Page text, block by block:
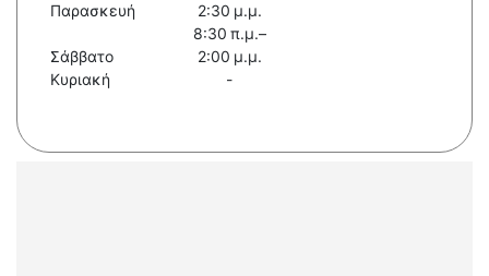
Παρασκευή
2:30 μ.μ.
Σάββατο
8:30 π.μ.–
2:00 μ.μ.
Κυριακή
-